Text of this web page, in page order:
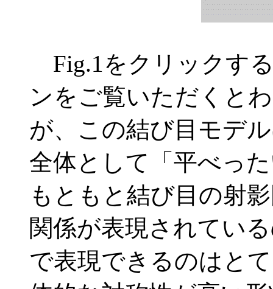
Fig.1をクリックす
ンをご覧いただくと
が、この結び目モデ
全体として「平べっ
もともと結び目の射
関係が表現されてい
で表現できるのはと